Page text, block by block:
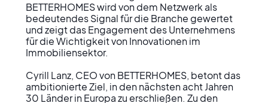
BETTERHOMES wird von dem Netzwerk als
bedeutendes Signal für die Branche gewertet
und zeigt das Engagement des Unternehmens
für die Wichtigkeit von Innovationen im
Immobiliensektor.
Cyrill Lanz, CEO von BETTERHOMES, betont das
ambitionierte Ziel, in den nächsten acht Jahren
30 Länder in Europa zu erschließen. Zu den